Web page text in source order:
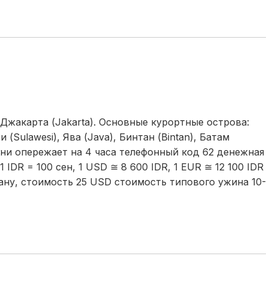
(Jakarta). Основные курортные острова:
(Sulawesi), Ява (Java), Бинтан (Bintan), Батам
опережает на 4 часа телефонный код 62 денежная
= 100 сен, 1 USD ≅ 8 600 IDR, 1 EUR ≅ 12 100 IDR
стоимость 25 USD стоимость типового ужина 10-